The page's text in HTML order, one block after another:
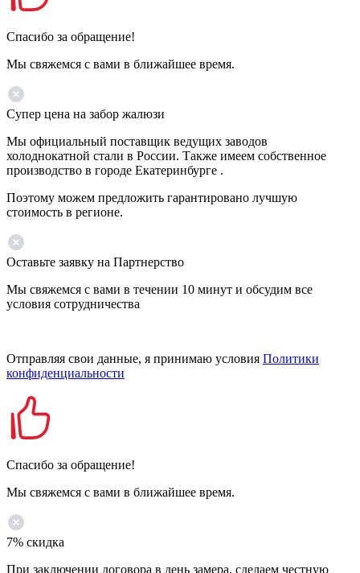
Спасибо за обращение!
Мы свяжемся с вами в ближайшее время.
Супер цена на забор жалюзи
Мы официальный поставщик ведущих заводов
холоднокатной стали в России. Также имеем собственное
производство в городе Екатеринбурге .
Поэтому можем предложить гарантировано лучшую
стоимость в регионе.
Оставьте заявку на Партнерство
Мы свяжемся с вами в течении 10 минут и обсудим все
условия сотрудничества
Отправляя свои данные, я принимаю условия Политики
конфиденциальности
Спасибо за обращение!
Мы свяжемся с вами в ближайшее время.
7% скидка
При заключении договора в день замера, сделаем честную